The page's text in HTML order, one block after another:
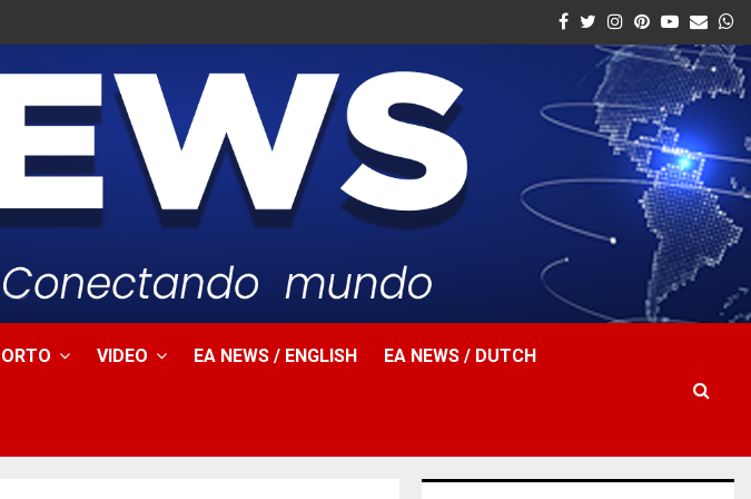
Facebook
Twitter
Instagram
Pinterest
Youtube
Email
VIDEO EA NEWS / ENGLISH EA NEWS / DUTCH